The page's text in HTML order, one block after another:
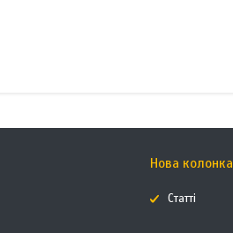
Нова колонка
Статті